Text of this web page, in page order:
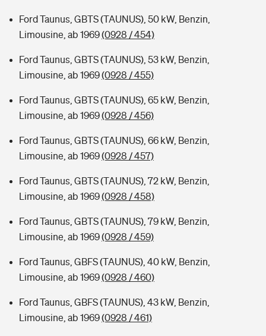
Ford Taunus, GBTS (TAUNUS), 50 kW, Benzin,
Limousine, ab 1969(0928 / 454)
Ford Taunus, GBTS (TAUNUS), 53 kW, Benzin,
Limousine, ab 1969(0928 / 455)
Ford Taunus, GBTS (TAUNUS), 65 kW, Benzin,
Limousine, ab 1969(0928 / 456)
Ford Taunus, GBTS (TAUNUS), 66 kW, Benzin,
Limousine, ab 1969(0928 / 457)
Ford Taunus, GBTS (TAUNUS), 72 kW, Benzin,
Limousine, ab 1969(0928 / 458)
Ford Taunus, GBTS (TAUNUS), 79 kW, Benzin,
Limousine, ab 1969(0928 / 459)
Ford Taunus, GBFS (TAUNUS), 40 kW, Benzin,
Limousine, ab 1969(0928 / 460)
Ford Taunus, GBFS (TAUNUS), 43 kW, Benzin,
Limousine, ab 1969(0928 / 461)